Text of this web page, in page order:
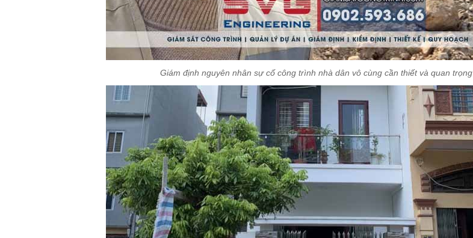
Giám định nguyên nhân sự cố công trình nhà dân vô cùng cần thiết và quan trọng